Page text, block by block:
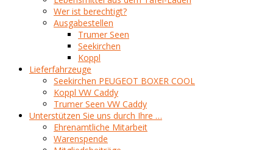
Wer ist berechtigt?
Ausgabestellen
Trumer Seen
Seekirchen
Koppl
Lieferfahrzeuge
Seekirchen PEUGEOT BOXER COOL
Koppl VW Caddy
Trumer Seen VW Caddy
Unterstützen Sie uns durch Ihre …
Ehrenamtliche Mitarbeit
Warenspende